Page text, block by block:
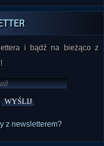
i bądź na bieżąco z
z newsletterem?
DZIŚ